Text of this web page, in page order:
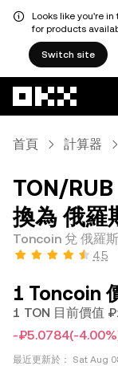
Looks like you're
for products
Switch site
首頁 計算器
TON/
換為 俄羅
Toncoin 兌 俄羅
4.5
1 Toncoin
1 TON 目前價值
-₽5.0784(-
最近更新於：
Sat Aug